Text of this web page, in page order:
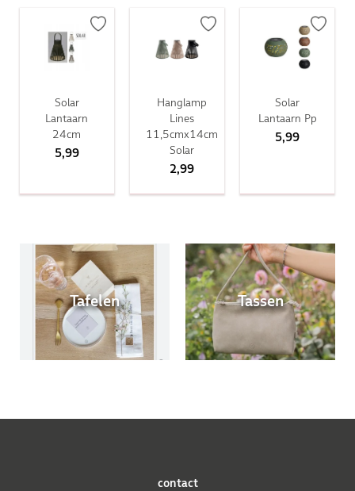
Solar
Lantaarn
24cm
5,99
Hanglamp
Lines
11,5cmx14cm
Solar
2,99
Solar
Lantaarn Pp
5,99
Tafelen Tassen
contact